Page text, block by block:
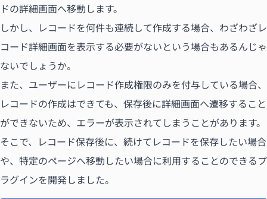
ドの詳細画面へ移動します。
しかし、レコードを何件も連続して作成する場合、わざわざレ
コード詳細画面を表示する必要がないという場合もあるんじゃ
ないでしょうか。
また、ユーザーにレコード作成権限のみを付与している場合、
レコードの作成はできても、保存後に詳細画面へ遷移すること
ができないため、エラーが表示されてしまうことがあります。
そこで、レコード保存後に、続けてレコードを保存したい場合
や、特定のページへ移動したい場合に利用することのできるプ
ラグインを開発しました。